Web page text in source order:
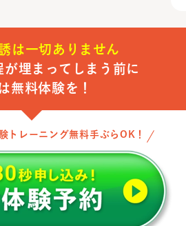
は一切ありません
が埋まってしまう前に
無料体験を！
トレーニング無料手ぶらOK！